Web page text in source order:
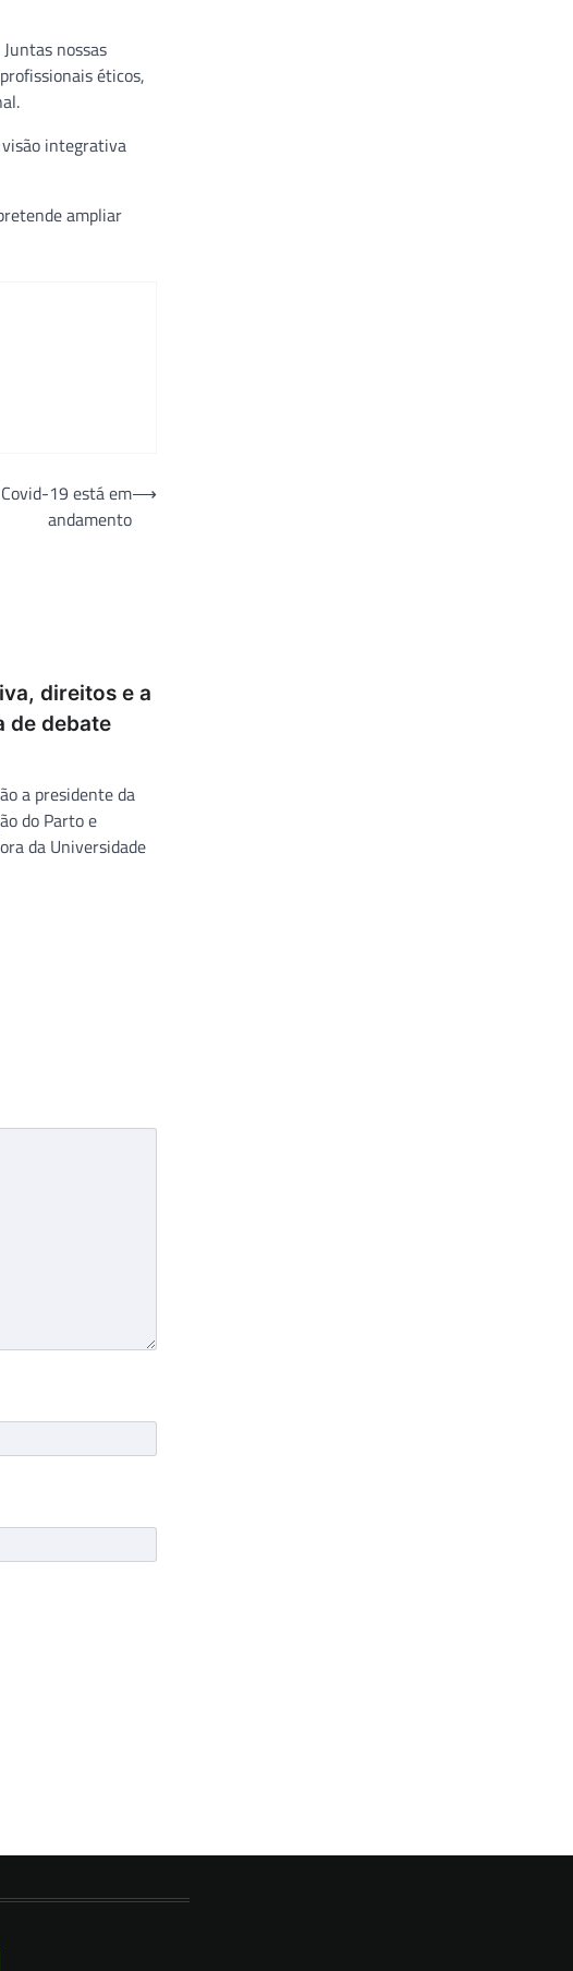
nossas
éticos,
integrativa
ampliar
19 está em
andamento
⟶
direitos e a
de debate
a presidente da
do Parto e
da Universidade